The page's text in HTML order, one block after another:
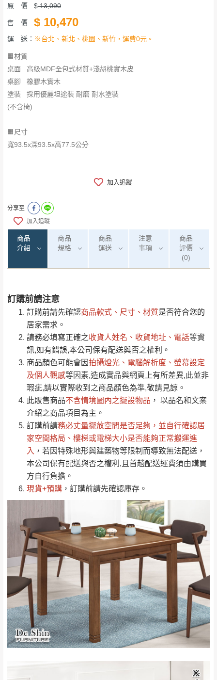
原 價 $13,090
售 價 $ 10,470
運 送： ※台北、新北、桃園、新竹，運費0元。
🟧材質
桌面 高級MDF全包式材質+淺胡桃實木皮
桌腳 橡膠木實木
塗裝 採用優麗坦途裝 耐磨 耐水塗裝
(不含椅)
🟧尺寸
寬93.5x深93.5x高77.5公分
加入追蹤
分享至
加入追蹤
商品
介紹
商品
規格
商品
運送
注意
事項
商品
評價
(0)
訂購前請注意
訂購前請先確認商品款式、尺寸、材質是否符合您的
居家需求。
請務必填寫正確之收貨人姓名、收貨地址、電話等資
訊,如有錯誤,本公司保有配送與否之權利。
商品顏色可能會因拍攝燈光、電腦解析度、螢幕設定
及個人觀感等因素,造成實品與網頁上有所差異,此並非
瑕疵,請以實際收到之商品顏色為準,敬請見諒。
此販售商品不含情境圖內之擺設物品 ， 以品名和文案
介紹之商品項目為主。
訂購前請務必丈量擺放空間是否足夠 ，並自行確認居
家空間格局、 樓梯或電梯大小是否能夠正常搬運進
入 ，若因特殊地形與建築物等限制而導致無法配送，
本公司保有配送與否之權利,且首趟配送運費須由購買
方自行負擔。
現貨+預購 ，訂購前請先確認庫存。
運 費 說 明
運送地區 運送費用
偏遠地區
（請先線上詢問 LINE
→@dershin ）
桃園
免 運
＊A108產品另收運費
復興鄉
新竹
峨眉鄉、五峰鄉、
橫山、北埔鄉、尖
石鄉、寶山鄉山
區、新埔山區、芎
雙溪、貢寮、烏
來、平溪、九份、
石門、林口 下福
里、新店山區、三
峽山區、石碇、坪
林、福隆、淡水山
區、北投湖山路、
深坑山區
基隆
$ 9,000以上：免
注意事項：
由於品項繁多，網頁無法及時更新，如有需
要購買商品，請於出發前來電或到「官方
Line客服」來信確認商品是否有「現貨」與
「金額」。
若商品價格或庫存有異常，商家有權取消訂
單。部分網路商品恕無法更改原設計或客製，敬請
見諒！
接單後二日內(不含例假日)，我們客服會與您
電話聯絡或E-Mail通知確認訂單。
（線上客
服 LINE → @dershin）
下單前先詢問是否現貨 ，若未詢問下單後無
現貨我們客服會再來電或E-Mail與您聯絡
（洽詢方式請搜尋 Line ID →
地區恕無法提供運送 (詳見運送規章)。
配送範圍：
苗栗至基隆；其它地區暫不開放，如因特殊
地型限制(山區、鄉、鎮、村)、樓梯太小、無
法搬運上樓等因素，導致無法配送，
本公司
保有出貨的權利。
保護物流人員的工作安全，賣家無提供吊掛
服務，若需以吊車或其他的吊掛方式吊運，
費用將由買方自行支付。
因大型傢俱有組裝、配送的問題，並非一般
快速到貨商品，無法指定特定時間送達，司
0/5 (0)筆
全部 依評論高至低排列
依評論低至高排列 只顯示附上圖片
只顯示附上評論